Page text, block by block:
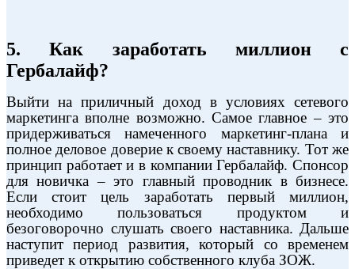
5. Как заработать миллион с
Гербалайф?
Выйти на приличный доход в условиях сетевого
маркетинга вполне возможно. Самое главное – это
придерживаться намеченного маркетинг-плана и
полное деловое доверие к своему наставнику. Тот же
принцип работает и в компании Гербалайф. Спонсор
для новичка – это главный проводник в бизнесе.
Если стоит цель заработать первый миллион,
необходимо пользоваться продуктом и
безоговорочно слушать своего наставника. Дальше
наступит период развития, который со временем
приведет к открытию собственного клуба ЗОЖ.